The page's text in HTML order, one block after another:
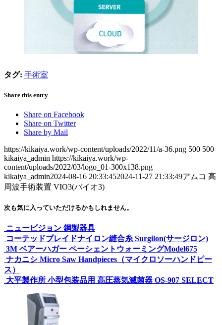
タグ: 手術室
Share this entry
Share on Facebook
Share on Twitter
Share by Mail
https://kikaiya.work/wp-content/uploads/2022/11/a-36.png 500 500
kikaiya_admin https://kikaiya.work/wp-
content/uploads/2022/03/logo_01-300x138.png
kikaiya_admin2024-08-16 20:33:452024-11-27 21:33:49アムコ 高
周波手術装置 VIO3(バイオ3)
次も気に入っていただけるかもしれません。
ニュービジョン 鋼製器具
コーテッドブレイドナイロン縫合糸 Surgilon(サージロン)
3M ベアーハガー ペーシェントウォーミングModel675
ナカニシ Micro Saw Handpieces（マイクロソーハンドピー
ス）
大平製作所 小型包装品用 高圧蒸気滅菌器 OS-907 SELECT